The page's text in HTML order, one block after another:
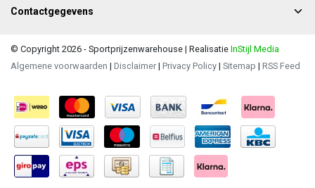
Contactgegevens
© Copyright 2026 - Sportprijzenwarehouse | Realisatie InStijl Media
Algemene voorwaarden | Disclaimer | Privacy Policy | Sitemap | RSS Feed